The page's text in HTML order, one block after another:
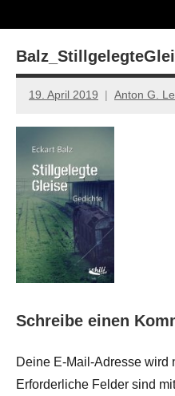
Lyrik,
Essay19. April 2019 Anton G.
Schreibe einen
Deine E-Mail-Adresse wird
Erforderliche Felder sind